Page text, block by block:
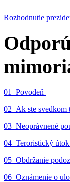
Rozhodnutie
01_Povodeň
02_Ak ste svedkom
03_Neoprávnené
04_Teroristický
05_Obdržanie
06_Oznámenie o